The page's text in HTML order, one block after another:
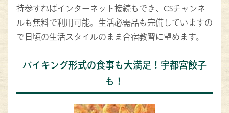
持参すればインターネット接続もでき、CSチャンネ
ルも無料で利用可能。生活必需品も完備していますの
で日頃の生活スタイルのまま合宿教習に望めます。
バイキング形式の食事も大満足！宇都宮餃子
も！